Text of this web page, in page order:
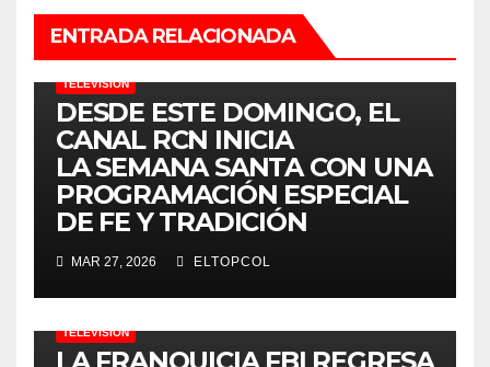
ENTRADA RELACIONADA
TELEVISIÓN
DESDE ESTE DOMINGO, EL
CANAL RCN INICIA
LA SEMANA SANTA CON UNA
PROGRAMACIÓN ESPECIAL
DE FE Y TRADICIÓN
MAR 27, 2026 ELTOPCOL
TELEVISIÓN